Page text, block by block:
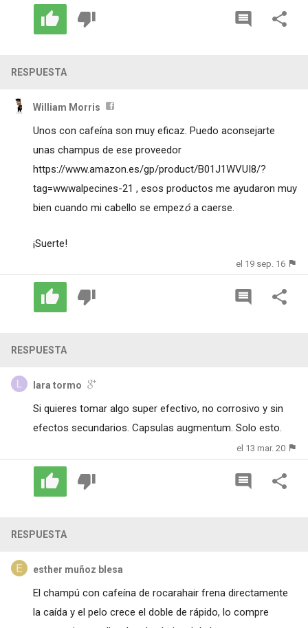
RESPUESTA
William Morris
Unos con cafeína son muy eficaz. Puedo aconsejarte
unas champus de ese proveedor
https://www.amazon.es/gp/product/B01J1WVUI8/?
tag=wwwalpecines-21 , esos productos me ayudaron muy
bien cuando mi cabello se empezóa caerse.
¡Suerte!
el 19 sep. 16
RESPUESTA
lara tormo
Si quieres tomar algo super efectivo, no corrosivo y sin
efectos secundarios. Capsulas augmentum. Solo esto.
el 13 mar. 20
RESPUESTA
esther muñoz blesa
El champú con cafeína de rocarahair frena directamente
la caída y el pelo crece el doble de rápido, lo compre